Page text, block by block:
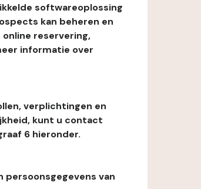
softwareoplossing
kan beheren en
reservering,
informatie over
verplichtingen en
kunt u contact
6 hieronder.
van